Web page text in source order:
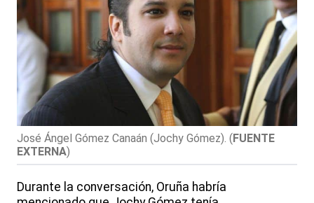
José Ángel Gómez Canaán (Jochy Gómez). (FUENTE
EXTERNA)
Durante la conversación, Oruña habría